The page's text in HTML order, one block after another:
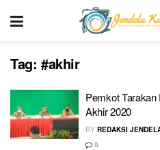
Tag: #akhir
Pemkot
Akhir 2020
BY REDAKSI
0